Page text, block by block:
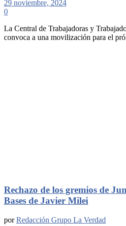
29 noviembre, 2024
0
La Central de Trabajadoras y
convoca a una movilización para el
Rechazo de los gremios de
Bases de Javier Milei
por Redacción Grupo La Verdad